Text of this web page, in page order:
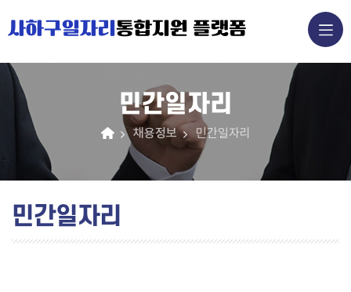
사하구일자리통합지원 플랫폼
민간일자리
채용정보 민간일자리
민간일자리